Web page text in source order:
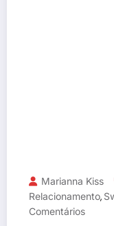
Marianna Kiss
Relacionamento,
Comentários